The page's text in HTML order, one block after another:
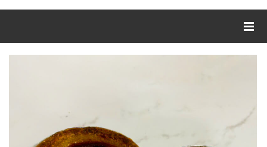
網紅媽咪蛋糕心得分享